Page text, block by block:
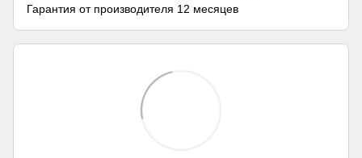
Гарантия от производителя 12 месяцев